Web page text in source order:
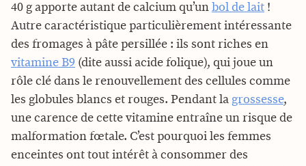
40 g apporte autant de calcium qu’un bol de lait !
Autre caractéristique particulièrement intéressante
des fromages à pâte persillée : ils sont riches en
vitamine B9 (dite aussi acide folique), qui joue un
rôle clé dans le renouvellement des cellules comme
les globules blancs et rouges. Pendant la grossesse,
une carence de cette vitamine entraîne un risque de
malformation fœtale. C’est pourquoi les femmes
enceintes ont tout intérêt à consommer des